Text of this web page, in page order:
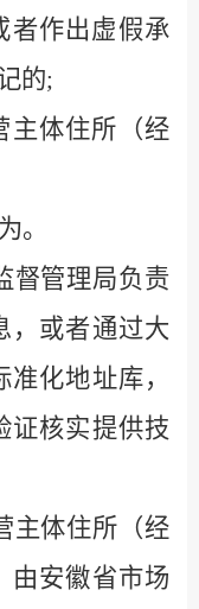
者作出虚假承
的;
主体住所（经
。
督管理局负责
，或者通过大
化地址库，
证核实提供技
主体住所（经
由安徽省市场